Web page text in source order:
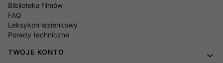
Biblioteka filmów
FAQ
Leksykon łazienkowy
Porady techniczne
TWOJE KONTO